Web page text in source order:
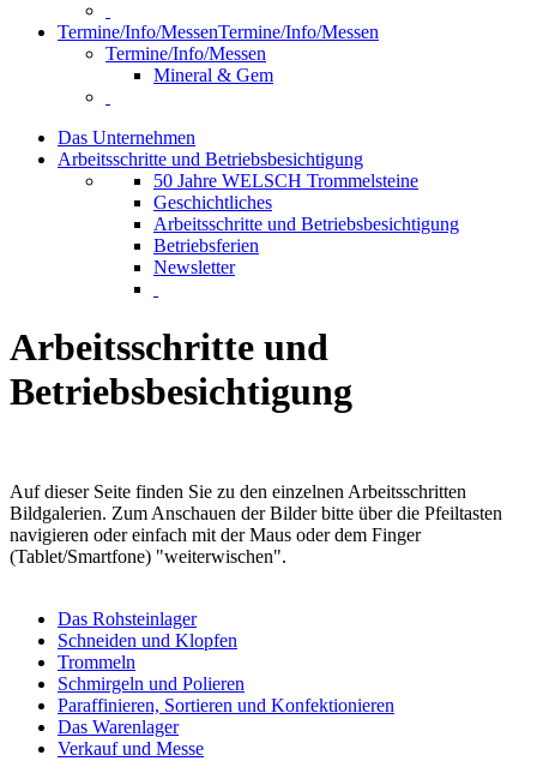
Termine/Info/MessenTermine/Info/Messen
Termine/Info/Messen
Mineral & Gem
Das Unternehmen
Arbeitsschritte und Betriebsbesichtigung
50 Jahre WELSCH Trommelsteine
Geschichtliches
Arbeitsschritte und Betriebsbesichtigung
Betriebsferien
Newsletter
Arbeitsschritte und
Betriebsbesichtigung
Auf dieser Seite finden Sie zu den einzelnen Arbeitsschritten
Bildgalerien. Zum Anschauen der Bilder bitte über die Pfeiltasten
navigieren oder einfach mit der Maus oder dem Finger
(Tablet/Smartfone) "weiterwischen".
Das Rohsteinlager
Schneiden und Klopfen
Trommeln
Schmirgeln und Polieren
Paraffinieren, Sortieren und Konfektionieren
Das Warenlager
Verkauf und Messe